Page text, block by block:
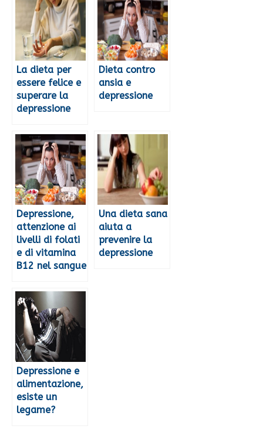
La dieta per
essere felice e
superare la
depressione
Dieta contro
ansia e
depressione
Depressione,
attenzione ai
livelli di folati
e di vitamina
B12 nel sangue
Una dieta sana
aiuta a
prevenire la
depressione
Depressione e
alimentazione,
esiste un
legame?